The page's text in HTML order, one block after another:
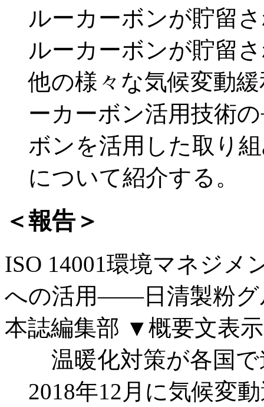
ルーカーボンが貯留
ルーカーボンが貯留
他の様々な気候変動
ーカーボン活用技術
ボンを活用した取り
について紹介する。
＜報告＞
ISO 14001環境マネジメ
への活用――日清製粉グ
本誌編集部 ▼概要文表示
温暖化対策が各国
2018年12月に気候変